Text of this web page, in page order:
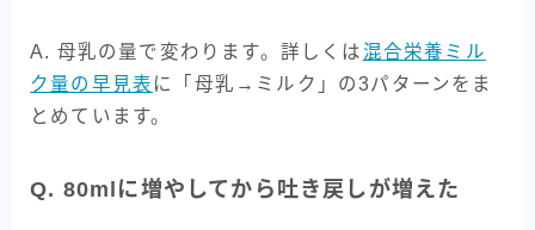
A. 母乳の量で変わります。詳しくは混合栄養ミル
ク量の早見表 に「母乳→ミルク」の3パターンをま
とめています。
Q. 80mlに増やしてから吐き戻しが増えた